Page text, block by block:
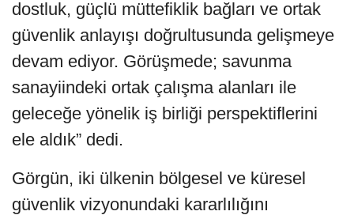
dostluk, güçlü müttefiklik bağları ve ortak
güvenlik anlayışı doğrultusunda gelişmeye
devam ediyor. Görüşmede; savunma
sanayiindeki ortak çalışma alanları ile
geleceğe yönelik iş birliği perspektiflerini
ele aldık” dedi.
Görgün, iki ülkenin bölgesel ve küresel
güvenlik vizyonundaki kararlılığını